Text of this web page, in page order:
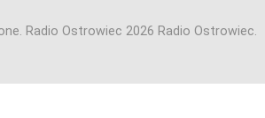
Radio Ostrowiec 2026 Radio Ostrowiec.